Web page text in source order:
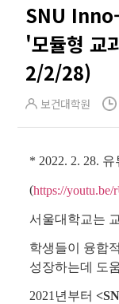
SNU
'모듈형
2/2/28)
보건대학원
* 2022. 2. 28.
(https://
서울대학교는
학생들이 융합
성장하는데 도
2021년부터